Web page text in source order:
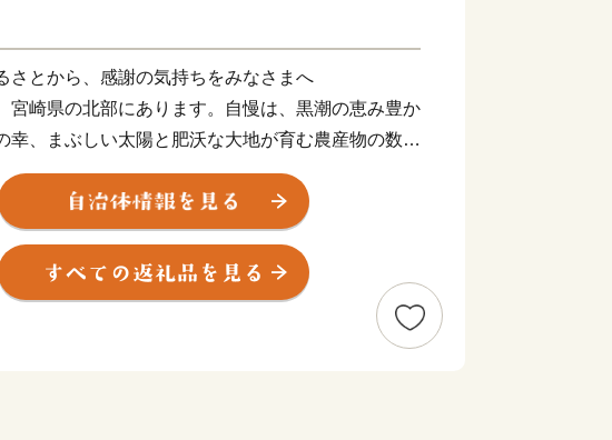
さとから、感謝の気持ちをみなさまへ
宮崎県の北部にあります。自慢は、黒潮の恵み豊か
幸、まぶしい太陽と肥沃な大地が育む農産物の数々
街並み、日向岬など息をのむような絶景、ユーモラ
踊りなど見どころも数多く、サーフィンの聖地とし
み・返礼品に関するお問い合わせ】
ポートセンター （業務委託先 結デザイン有限会